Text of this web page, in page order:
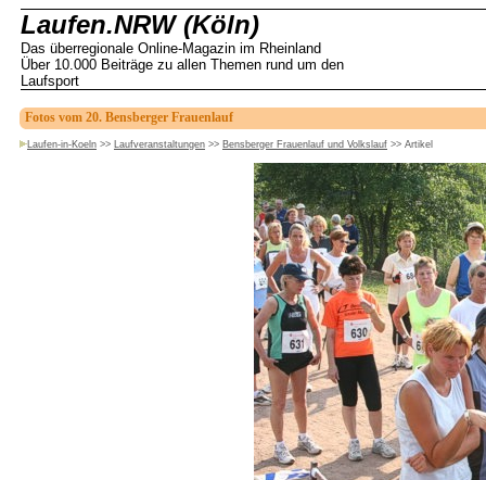
Laufen.NRW (Köln)
Das überregionale Online-Magazin im Rheinland
Über 10.000 Beiträge zu allen Themen rund um den
Laufsport
Fotos vom 20. Bensberger Frauenlauf
Laufen-in-Koeln >> Laufveranstaltungen >> Bensberger Frauenlauf und Volkslauf >> Artikel